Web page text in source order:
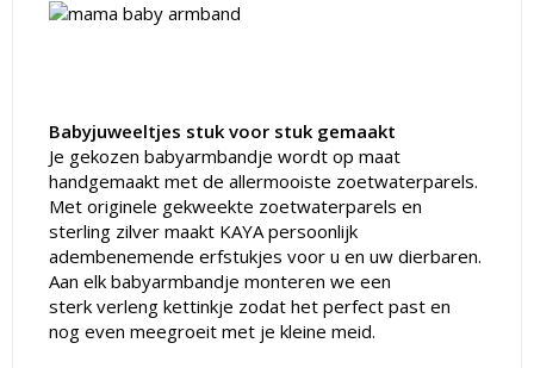
Babyjuweeltjes stuk voor stuk gemaakt
Je gekozen babyarmbandje wordt op maat
handgemaakt met de allermooiste zoetwaterparels.
Met originele gekweekte zoetwaterparels en
sterling zilver maakt KAYApersoonlijk
adembenemende erfstukjes voor u en uw dierbaren.
Aan elk babyarmbandje monteren we een
sterk verleng kettinkje zodat het perfect past en
nog even meegroeit met je kleine meid.